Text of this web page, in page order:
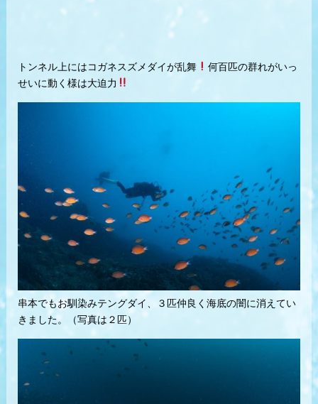
トンネル上にはコガネスズメダイが乱舞
何百匹の群れがいっ
せいに動く様は大迫力
串本でもお馴染みテングダイ、３匹仲良く海底の闇に消えてい
きました。（写真は２匹）